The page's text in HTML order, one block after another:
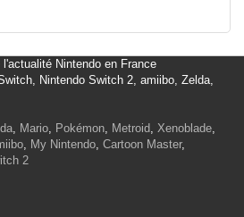
Nintendo en France
Nintendo Switch 2, amiibo, Zelda,
, Mario, Pokémon, Metroid, Xenoblade,
, My Nintendo, Cartoon Master,
2